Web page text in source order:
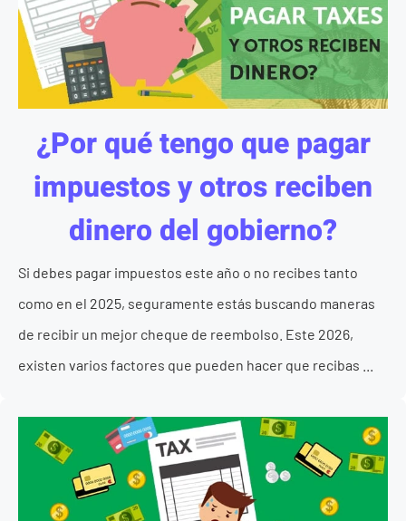
¿Por qué tengo que pagar
impuestos y otros reciben
dinero del gobierno?
Si debes pagar impuestos este año o no recibes tanto
como en el 2025, seguramente estás buscando maneras
de recibir un mejor cheque de reembolso. Este 2026,
existen varios factores que pueden hacer que recibas ...